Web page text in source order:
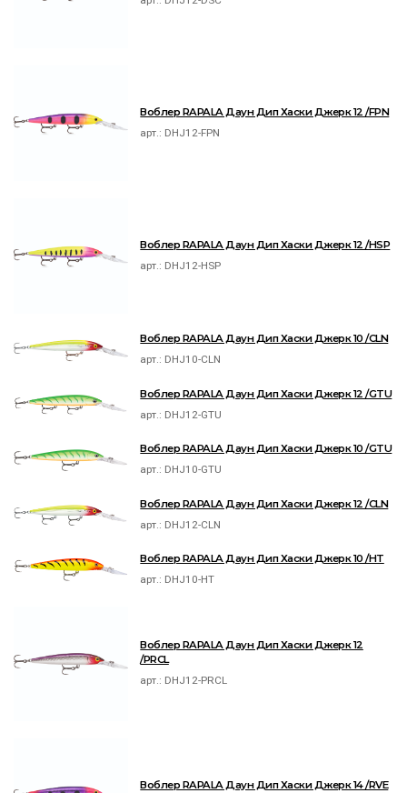
Воблер RAPALA Даун Дип Хаски Джерк 12 /FPN
арт.: DHJ12-FPN
Воблер RAPALA Даун Дип Хаски Джерк 12 /HSP
арт.: DHJ12-HSP
Воблер RAPALA Даун Дип Хаски Джерк 10 /CLN
арт.: DHJ10-CLN
Воблер RAPALA Даун Дип Хаски Джерк 12 /GTU
арт.: DHJ12-GTU
Воблер RAPALA Даун Дип Хаски Джерк 10 /GTU
арт.: DHJ10-GTU
Воблер RAPALA Даун Дип Хаски Джерк 12 /CLN
арт.: DHJ12-CLN
Воблер RAPALA Даун Дип Хаски Джерк 10 /HT
арт.: DHJ10-HT
Воблер RAPALA Даун Дип Хаски Джерк 12
/PRCL
арт.: DHJ12-PRCL
Воблер RAPALA Даун Дип Хаски Джерк 14 /RVE